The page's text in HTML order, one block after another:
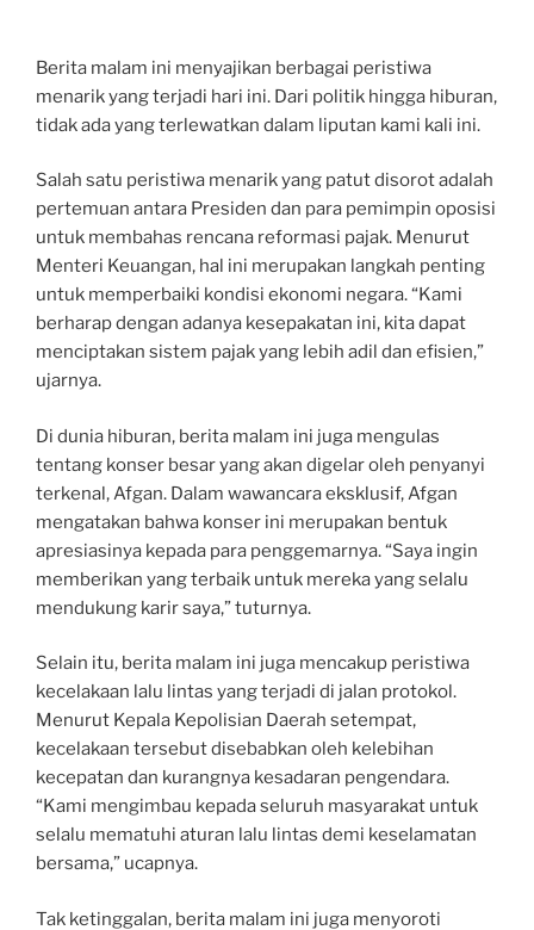
Berita malam ini menyajikan berbagai peristiwa
menarik yang terjadi hari ini. Dari politik hingga hiburan,
tidak ada yang terlewatkan dalam liputan kami kali ini.
Salah satu peristiwa menarik yang patut disorot adalah
pertemuan antara Presiden dan para pemimpin oposisi
untuk membahas rencana reformasi pajak. Menurut
Menteri Keuangan, hal ini merupakan langkah penting
untuk memperbaiki kondisi ekonomi negara. “Kami
berharap dengan adanya kesepakatan ini, kita dapat
menciptakan sistem pajak yang lebih adil dan efisien,”
ujarnya.
Di dunia hiburan, berita malam ini juga mengulas
tentang konser besar yang akan digelar oleh penyanyi
terkenal, Afgan. Dalam wawancara eksklusif, Afgan
mengatakan bahwa konser ini merupakan bentuk
apresiasinya kepada para penggemarnya. “Saya ingin
memberikan yang terbaik untuk mereka yang selalu
mendukung karir saya,” tuturnya.
Selain itu, berita malam ini juga mencakup peristiwa
kecelakaan lalu lintas yang terjadi di jalan protokol.
Menurut Kepala Kepolisian Daerah setempat,
kecelakaan tersebut disebabkan oleh kelebihan
kecepatan dan kurangnya kesadaran pengendara.
“Kami mengimbau kepada seluruh masyarakat untuk
selalu mematuhi aturan lalu lintas demi keselamatan
bersama,” ucapnya.
Tak ketinggalan, berita malam ini juga menyoroti